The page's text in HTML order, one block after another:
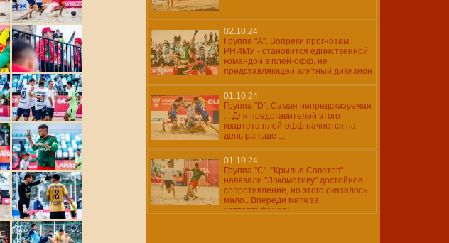
02.10.24
Группа "А". Вопреки прогнозам
РНИМУ - становится единственной
командой в плей-офф, не
представляющей элитный дивизион
01.10.24
Группа "D". Самая непредсказуемая
... Для представителей этого
квартета плей-офф начнется на
день раньше ...
01.10.24
Группа "С". "Крылья Советов"
навязали "Локомотиву" достойное
сопротивление, но этого оказалось
мало.. Впереди матч за
четвертьфинал!